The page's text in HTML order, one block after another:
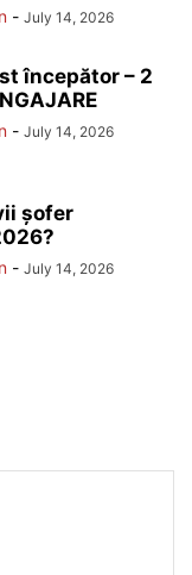
- July 14, 2026
începător – 2
- July 14, 2026
șofer
- July 14, 2026